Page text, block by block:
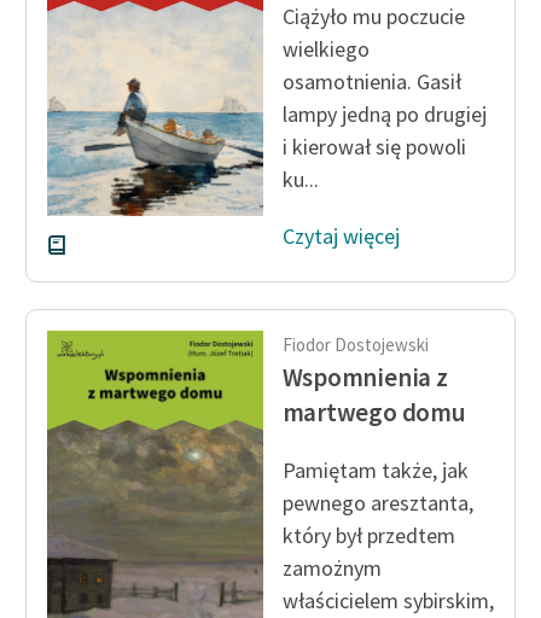
Kolekcje edukacyjne
twórców przechodzących
do domeny publicznej,
lektur szkolnych oraz
Starego Testamentu
Odkurzamy bohaterów
Szkoła Poezji Wolnych
Lektur
O nas
O projekcie
Zasady wykorzystania
Wolnych Lektur
Ciążyło mu poczucie
wielkiego
osamotnienia. Gasił
lampy jedną po drugiej
i kierował się powoli
ku...
Czytaj więcej
Fiodor Dostojewski
Wspomnienia z
martwego domu
Pamiętam także, jak
pewnego aresztanta,
który był przedtem
zamożnym
właścicielem sybirskim,